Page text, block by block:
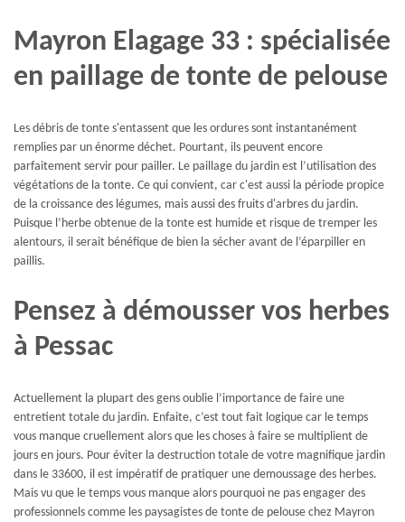
Mayron Elagage 33 : spécialisée
en paillage de tonte de pelouse
Les débris de tonte s'entassent que les ordures sont instantanément
remplies par un énorme déchet. Pourtant, ils peuvent encore
parfaitement servir pour pailler. Le paillage du jardin est l’utilisation des
végétations de la tonte. Ce qui convient, car c'est aussi la période propice
de la croissance des légumes, mais aussi des fruits d'arbres du jardin.
Puisque l’herbe obtenue de la tonte est humide et risque de tremper les
alentours, il serait bénéfique de bien la sécher avant de l’éparpiller en
paillis.
Pensez à démousser vos herbes
à Pessac
Actuellement la plupart des gens oublie l’importance de faire une
entretient totale du jardin. Enfaite, c’est tout fait logique car le temps
vous manque cruellement alors que les choses à faire se multiplient de
jours en jours. Pour éviter la destruction totale de votre magnifique jardin
dans le 33600, il est impératif de pratiquer une demoussage des herbes.
Mais vu que le temps vous manque alors pourquoi ne pas engager des
professionnels comme les paysagistes de tonte de pelouse chez Mayron